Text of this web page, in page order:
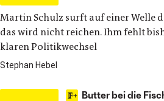
Martin Schulz surft auf einer Welle
das wird nicht reichen. Ihm fehlt
klaren Politikwechsel
Stephan Hebel
Butter bei die